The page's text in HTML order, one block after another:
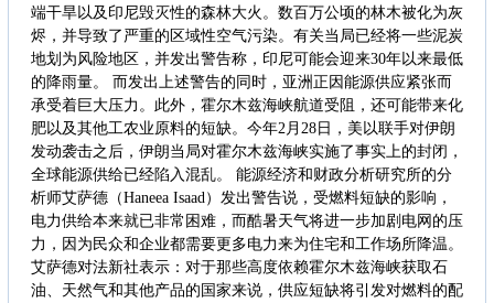
端干旱以及印尼毁灭性的森林大火。数百万公顷的林木被化为灰
烬，并导致了严重的区域性空气污染。有关当局已经将一些泥炭
地划为风险地区，并发出警告称，印尼可能会迎来30年以来最低
的降雨量。 而发出上述警告的同时，亚洲正因能源供应紧张而
承受着巨大压力。此外，霍尔木兹海峡航道受阻，还可能带来化
肥以及其他工农业原料的短缺。今年2月28日，美以联手对伊朗
发动袭击之后，伊朗当局对霍尔木兹海峡实施了事实上的封闭，
全球能源供给已经陷入混乱。 能源经济和财政分析研究所的分
析师艾萨德（Haneea Isaad）发出警告说，受燃料短缺的影响，
电力供给本来就已非常困难，而酷暑天气将进一步加剧电网的压
力，因为民众和企业都需要更多电力来为住宅和工作场所降温。
艾萨德对法新社表示：对于那些高度依赖霍尔木兹海峡获取石
油、天然气和其他产品的国家来说，供应短缺将引发对燃料的配